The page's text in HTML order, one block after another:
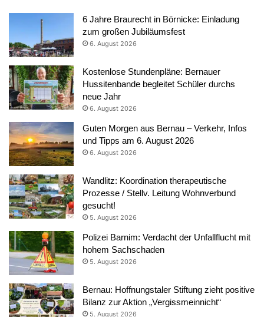
6 Jahre Braurecht in Börnicke: Einladung
zum großen Jubiläumsfest
6. August 2026
Kostenlose Stundenpläne: Bernauer
Hussitenbande begleitet Schüler durchs
neue Jahr
6. August 2026
Guten Morgen aus Bernau – Verkehr, Infos
und Tipps am 6. August 2026
6. August 2026
Wandlitz: Koordination therapeutische
Prozesse / Stellv. Leitung Wohnverbund
gesucht!
5. August 2026
Polizei Barnim: Verdacht der Unfallflucht mit
hohem Sachschaden
5. August 2026
Bernau: Hoffnungstaler Stiftung zieht positive
Bilanz zur Aktion „Vergissmeinnicht“
5. August 2026